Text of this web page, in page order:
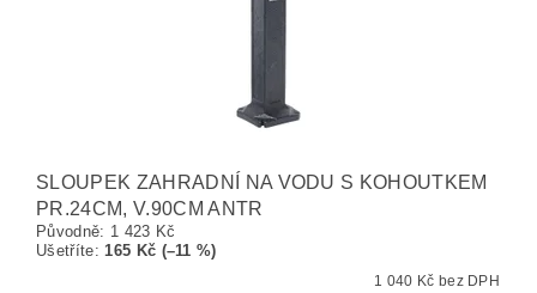
SLOUPEK ZAHRADNÍ NA VODU S KOHOUTKEM
PR.24CM, V.90CM ANTR
Původně: 1 423 Kč
Ušetříte: 165 Kč (–11 %)
1 040 Kč bez DPH